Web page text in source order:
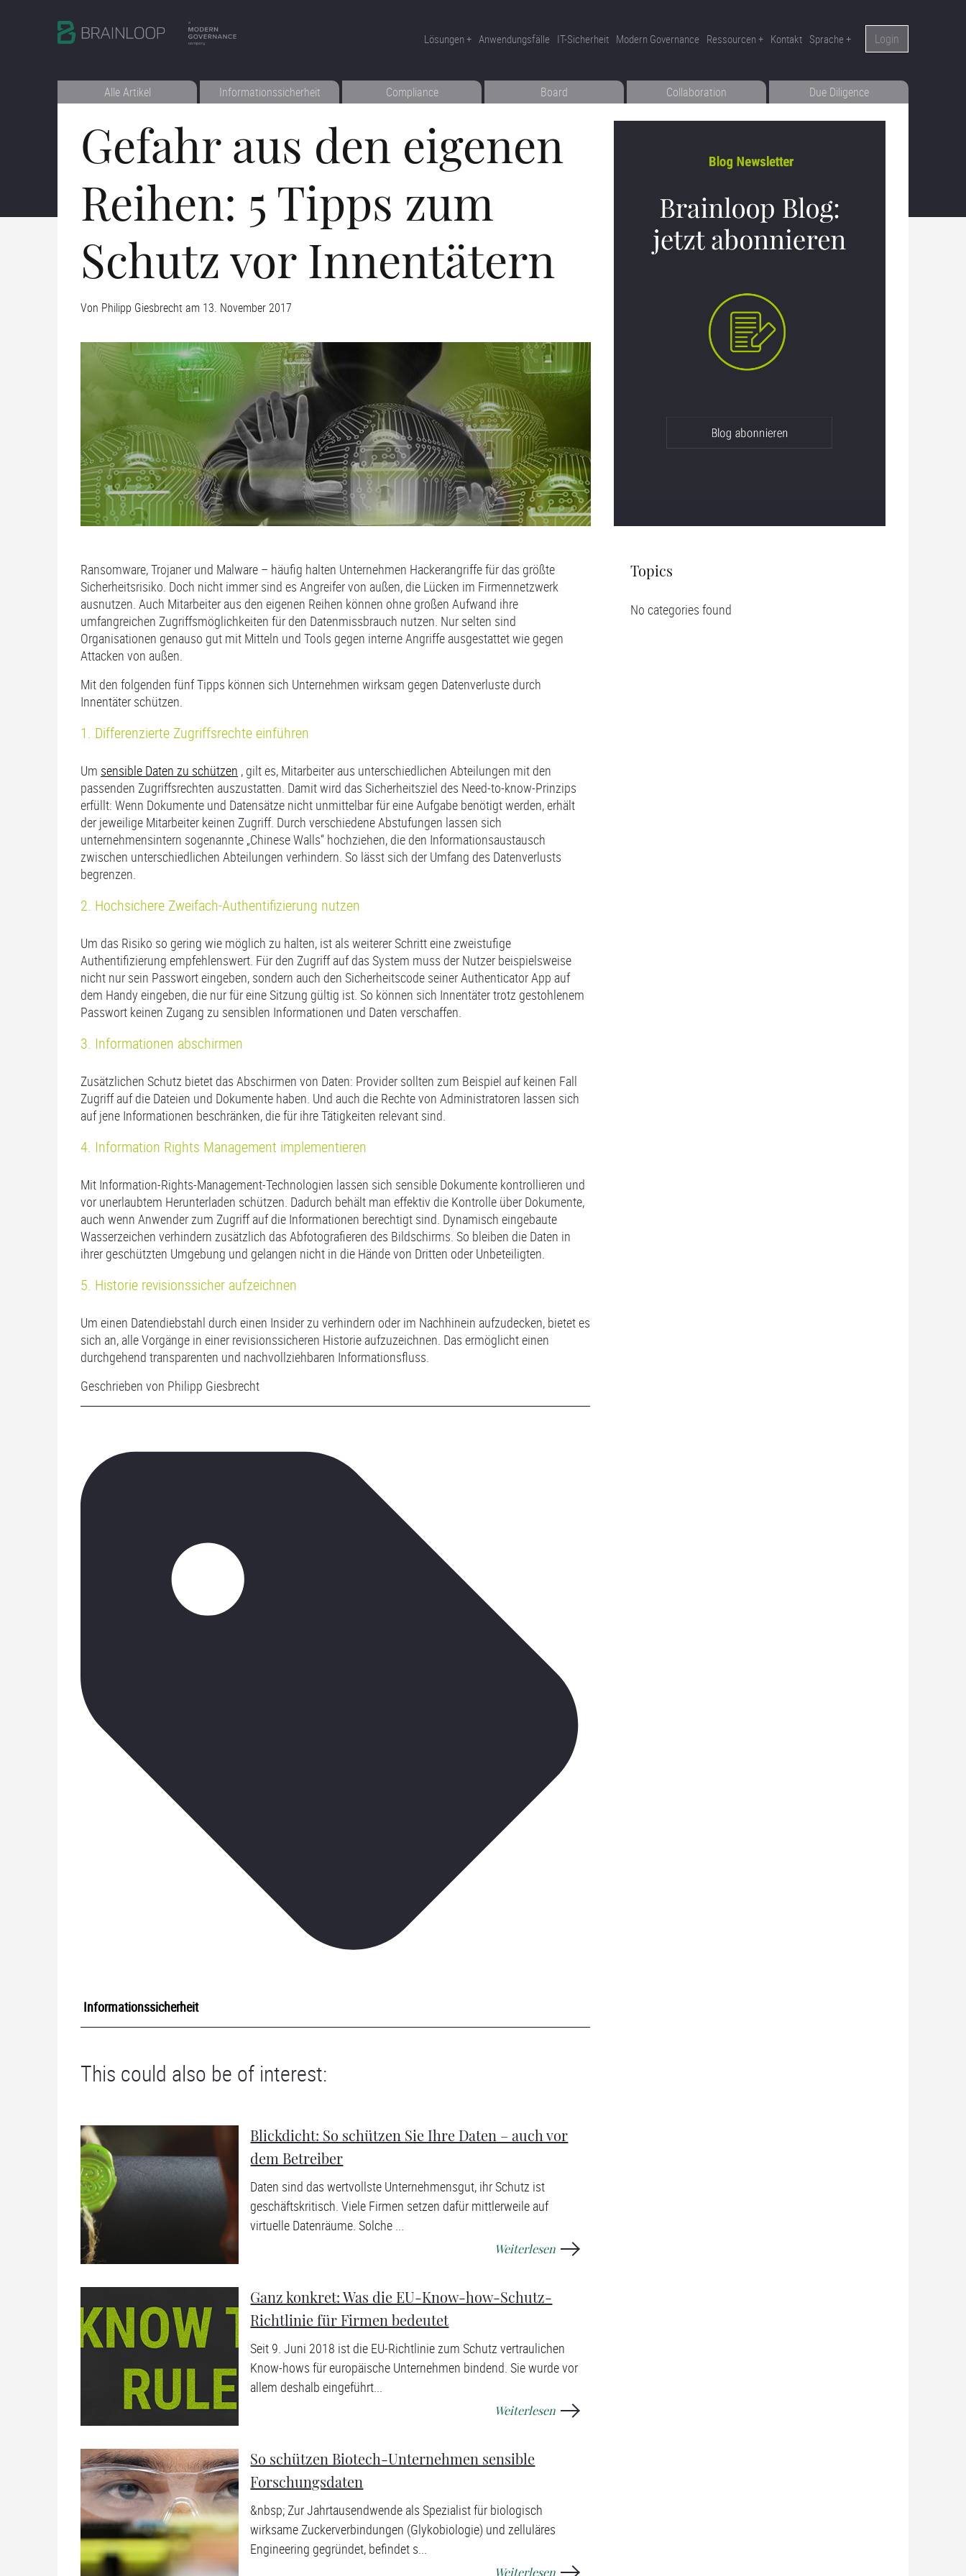
Lösungen Anwendungsfälle IT-Sicherheit Modern Governance Ressourcen Kontakt Sprache Login
Alle Artikel Informationssicherheit Compliance Board Collaboration Due Diligence
Gefahr aus den eigenen
Reihen: 5 Tipps zum
Schutz vor Innentätern
Von Philipp Giesbrecht am 13. November 2017
Ransomware, Trojaner und Malware – häufig halten Unternehmen Hackerangriffe für das größte
Sicherheitsrisiko. Doch nicht immer sind es Angreifer von außen, die Lücken im Firmennetzwerk
ausnutzen. Auch Mitarbeiter aus den eigenen Reihen können ohne großen Aufwand ihre
umfangreichen Zugriffsmöglichkeiten für den Datenmissbrauch nutzen. Nur selten sind
Organisationen genauso gut mit Mitteln und Tools gegen interne Angriffe ausgestattet wie gegen
Attacken von außen.
Mit den folgenden fünf Tipps können sich Unternehmen wirksam gegen Datenverluste durch
Innentäter schützen.
1. Differenzierte Zugriffsrechte einführen
Um sensible Daten zu schützen , gilt es, Mitarbeiter aus unterschiedlichen Abteilungen mit den
passenden Zugriffsrechten auszustatten. Damit wird das Sicherheitsziel des Need-to-know-Prinzips
erfüllt: Wenn Dokumente und Datensätze nicht unmittelbar für eine Aufgabe benötigt werden, erhält
der jeweilige Mitarbeiter keinen Zugriff. Durch verschiedene Abstufungen lassen sich
unternehmensintern sogenannte „Chinese Walls“ hochziehen, die den Informationsaustausch
zwischen unterschiedlichen Abteilungen verhindern. So lässt sich der Umfang des Datenverlusts
begrenzen.
2. Hochsichere Zweifach-Authentifizierung nutzen
Um das Risiko so gering wie möglich zu halten, ist als weiterer Schritt eine zweistufige
Authentifizierung empfehlenswert. Für den Zugriff auf das System muss der Nutzer beispielsweise
nicht nur sein Passwort eingeben, sondern auch den Sicherheitscode seiner Authenticator App auf
dem Handy eingeben, die nur für eine Sitzung gültig ist. So können sich Innentäter trotz gestohlenem
Passwort keinen Zugang zu sensiblen Informationen und Daten verschaffen.
3. Informationen abschirmen
Zusätzlichen Schutz bietet das Abschirmen von Daten: Provider sollten zum Beispiel auf keinen Fall
Zugriff auf die Dateien und Dokumente haben. Und auch die Rechte von Administratoren lassen sich
auf jene Informationen beschränken, die für ihre Tätigkeiten relevant sind.
4. Information Rights Management implementieren
Mit Information-Rights-Management-Technologien lassen sich sensible Dokumente kontrollieren und
vor unerlaubtem Herunterladen schützen. Dadurch behält man effektiv die Kontrolle über Dokumente,
auch wenn Anwender zum Zugriff auf die Informationen berechtigt sind. Dynamisch eingebaute
Wasserzeichen verhindern zusätzlich das Abfotografieren des Bildschirms. So bleiben die Daten in
ihrer geschützten Umgebung und gelangen nicht in die Hände von Dritten oder Unbeteiligten.
5. Historie revisionssicher aufzeichnen
Um einen Datendiebstahl durch einen Insider zu verhindern oder im Nachhinein aufzudecken, bietet es
sich an, alle Vorgänge in einer revisionssicheren Historie aufzuzeichnen. Das ermöglicht einen
durchgehend transparenten und nachvollziehbaren Informationsfluss.
Geschrieben von Philipp Giesbrecht
Informationssicherheit
This could also be of interest:
Blickdicht: So schützen Sie Ihre Daten – auch vor
dem Betreiber
Daten sind das wertvollste Unternehmensgut, ihr Schutz ist
geschäftskritisch. Viele Firmen setzen dafür mittlerweile auf
virtuelle Datenräume. Solche ...
Weiterlesen
Ganz konkret: Was die EU-Know-how-Schutz-
Richtlinie für Firmen bedeutet
Seit 9. Juni 2018 ist die EU-Richtlinie zum Schutz vertraulichen
Know-hows für europäische Unternehmen bindend. Sie wurde vor
allem deshalb eingeführt...
Weiterlesen
So schützen Biotech-Unternehmen sensible
Forschungsdaten
&nbsp; Zur Jahrtausendwende als Spezialist für biologisch
wirksame Zuckerverbindungen (Glykobiologie) und zelluläres
Engineering gegründet, befindet s...
Weiterlesen
Topics
No categories found